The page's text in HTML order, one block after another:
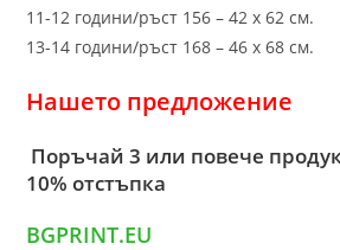
11-12 години/ръст 156 – 42 x 62 см.
13-14 години/ръст 168 – 46 х 68 см.
Нашето предложение
Поръчай 3 или повече
10% отстъпка
BGPRINT.EU